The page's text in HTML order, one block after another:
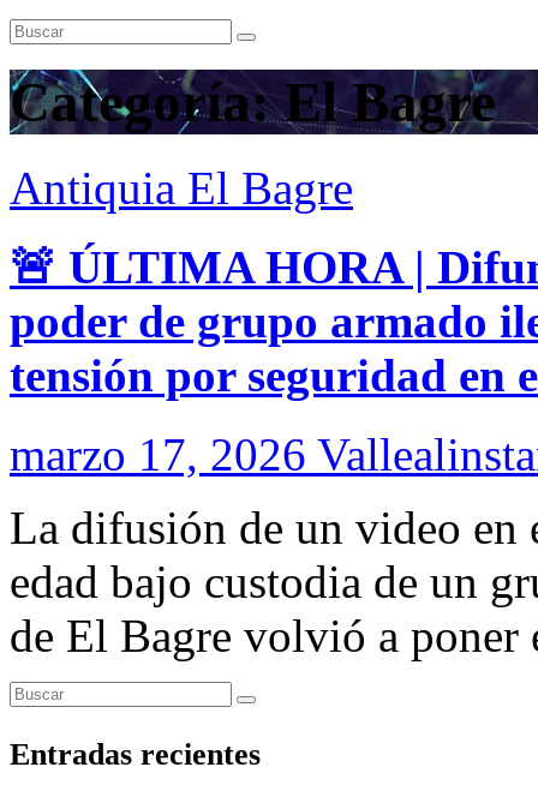
Categoría:El Bagre
Antiquia El Bagre
🚨 ÚLTIMA HORA |
poder de grupo armado
tensión por seguridad en
marzo 17, 2026
La difusión de un video en
edad bajo custodia de un
de El Bagre volvió a
Entradas recientes